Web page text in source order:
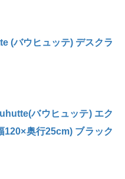
(バウヒュッテ) デスクラ
バウヒュッテ) エク
120×奥行25cm) ブラック